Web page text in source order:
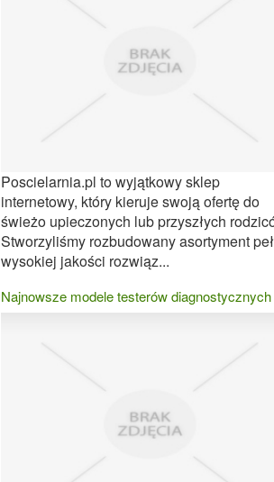
Poscielarnia.pl to wyjątkowy sklep
internetowy, który kieruje swoją ofertę do
świeżo upieczonych lub przyszłych
Stworzyliśmy rozbudowany asortyment
wysokiej jakości rozwiąz...
Najnowsze modele testerów diagnostycznych